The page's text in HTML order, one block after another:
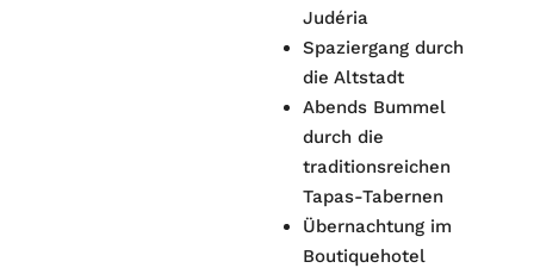
Judéria
Spaziergang durch
die Altstadt
Abends Bummel
durch die
traditionsreichen
Tapas-Tabernen
Übernachtung im
Boutiquehotel